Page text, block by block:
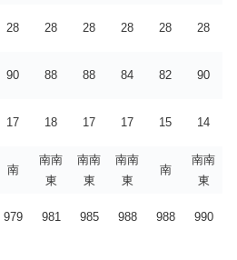
28 28 28 28 28 28
90 88 88 84 82 90
17 18 17 17 15 14
南
南南
東
南南
東
南南
東
南
南南
東
979 981 985 988 988 990